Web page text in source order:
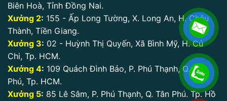
Biên Hoà, Tỉnh Đồng Nai.
Xưởng 2: 155 - Ấp Long Tường, X. Long An, H. Châu
Thành, Tiền Giang.
Xưởng 3: 02 - Huỳnh Thị Quyến, Xã Bình Mỹ, H. Củ
Chi, Tp. HCM.
Xưởng 4: 109 Quách Đình Bảo, P. Phú Thạnh, Q. Tân
Phú, Tp. HCM.
Xưởng 5: 85 Lê Sâm, P. Phú Thạnh, Q. Tân Phú. Tp. Hồ